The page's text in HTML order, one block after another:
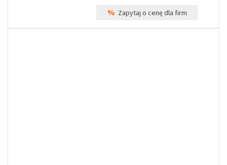
% Zapytaj o cenę dla firm